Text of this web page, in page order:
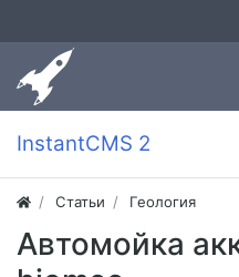
InstantCMS 2
Статьи Геология
Автомойка